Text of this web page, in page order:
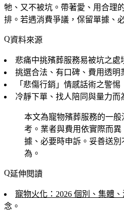
牠、又不被坑。帶著愛、用合理
排。若遇消費爭議，保留單據、
資料來源
悲痛中挑殯葬服務易被坑之處
挑選合法、有口碑、費用透明
「悲傷行銷」情感話術之警惕
冷靜下單、找人陪同與量力而
本文為寵物殯葬服務的一
考。業者與費用依實際而
據、必要時申訴。妥善送
為。
延伸閱讀
寵物火化：2026 個別、集體
念。